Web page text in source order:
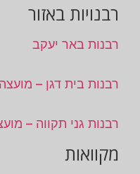
רבנויות באזור
רבנות באר יעקב
רבנות בית דגן –
רבנות גני תקווה –
מקוואות